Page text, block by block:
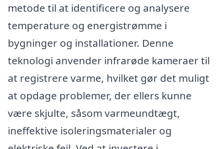
metode til at identificere og analysere
temperature og energistrømme i
bygninger og installationer. Denne
teknologi anvender infrarøde kameraer til
at registrere varme, hvilket gør det muligt
at opdage problemer, der ellers kunne
være skjulte, såsom varmeundtægt,
ineffektive isoleringsmaterialer og